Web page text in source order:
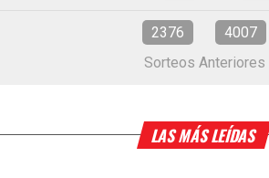
2376
4007
Sorteos Anteriores
LAS MÁS LEÍDAS